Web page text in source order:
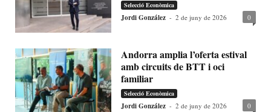
Selecció Econòmica
Jordi González - 2 de juny de 2026 0
Andorra amplia l’oferta estival
amb circuits de BTT i oci
familiar
Selecció Econòmica
Jordi González - 2 de juny de 2026 0